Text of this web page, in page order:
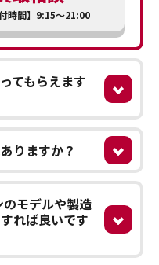
時間】9:15～21:00
てもらえます
りますか？
モデルや製造
れば良いです